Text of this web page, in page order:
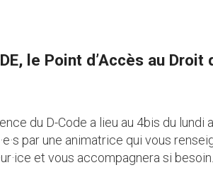
le Point d’Accès au
du D-Code a lieu au 4bis du
par une animatrice qui vous
et vous accompagnera si